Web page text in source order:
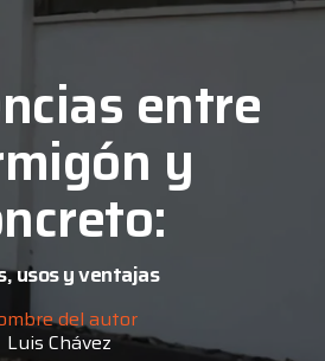
entre
y
usos y ventajas
del autor
Luis Chávez